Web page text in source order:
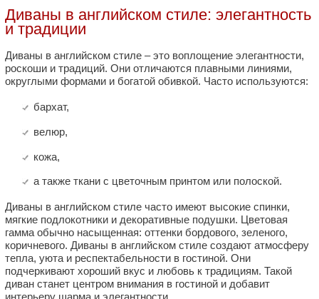
Диваны в английском стиле: элегантность
и традиции
Диваны в английском стиле – это воплощение элегантности,
роскоши и традиций. Они отличаются плавными линиями,
округлыми формами и богатой обивкой. Часто используются:
бархат,
велюр,
кожа,
а также ткани с цветочным принтом или полоской.
Диваны в английском стиле часто имеют высокие спинки,
мягкие подлокотники и декоративные подушки. Цветовая
гамма обычно насыщенная: оттенки бордового, зеленого,
коричневого. Диваны в английском стиле создают атмосферу
тепла, уюта и респектабельности в гостиной. Они
подчеркивают хороший вкус и любовь к традициям. Такой
диван станет центром внимания в гостиной и добавит